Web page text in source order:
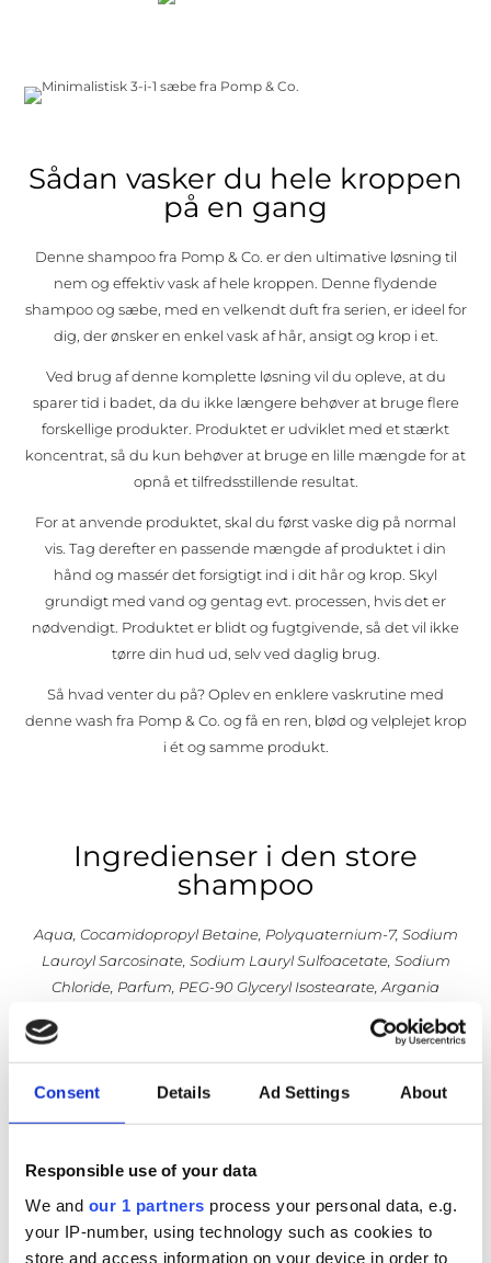
Consent Details Ad Settings About
Responsible use of your data
We and our 1 partners process your personal data, e.g.
your IP-number, using technology such as cookies to
store and access information on your device in order to
Sådan vasker du hele kroppen
på en gang
Denne shampoo fra Pomp & Co. er den ultimative løsning til
nem og effektiv vask af hele kroppen. Denne flydende
shampoo og sæbe, med en velkendt duft fra serien, er ideel for
dig, der ønsker en enkel vask af hår, ansigt og krop i et.
Ved brug af denne komplette løsning vil du opleve, at du
sparer tid i badet, da du ikke længere behøver at bruge flere
forskellige produkter. Produktet er udviklet med et stærkt
koncentrat, så du kun behøver at bruge en lille mængde for at
opnå et tilfredsstillende resultat.
For at anvende produktet, skal du først vaske dig på normal
vis. Tag derefter en passende mængde af produktet i din
hånd og massér det forsigtigt ind i dit hår og krop. Skyl
grundigt med vand og gentag evt. processen, hvis det er
nødvendigt. Produktet er blidt og fugtgivende, så det vil ikke
tørre din hud ud, selv ved daglig brug.
Så hvad venter du på? Oplev en enklere vaskrutine med
denne wash fra Pomp & Co. og få en ren, blød og velplejet krop
i ét og samme produkt.
Ingredienser i den store
shampoo
Aqua, Cocamidopropyl Betaine, Polyquaternium-7, Sodium
Lauroyl Sarcosinate, Sodium Lauryl Sulfoacetate, Sodium
Chloride, Parfum, PEG-90 Glyceryl Isostearate, Argania
Disodium Edta, Linalool, Magnesium Nitrate,
Methylchloroisothiazolinone, Magnesium Chloride,
Methylisothiazolinone.
skånsomhed. Aqua sørger for at holde huden hydreret, mens
Cocamidopropyl Betaine og Sodium Lauroyl Sarcosinate
renser og bevarer hudens naturlige fugt. Polyquaternium-7